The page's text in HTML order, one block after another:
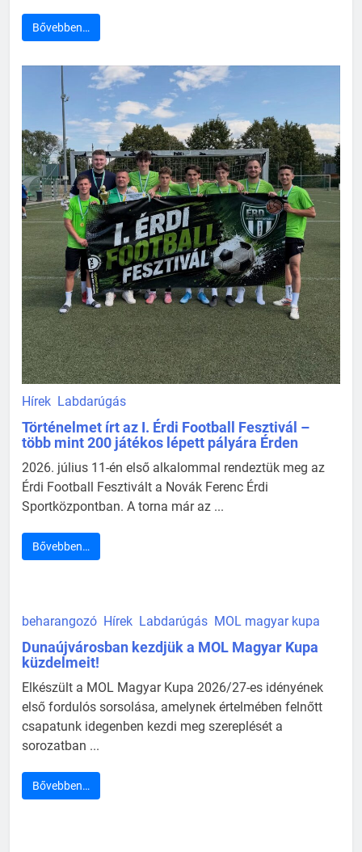
Bővebben…
Hírek Labdarúgás
Történelmet írt az I. Érdi Football Fesztivál –
több mint 200 játékos lépett pályára Érden
2026. július 11-én első alkalommal rendeztük meg az
Érdi Football Fesztivált a Novák Ferenc Érdi
Sportközpontban. A torna már az ...
Bővebben…
beharangozó Hírek Labdarúgás MOL magyar kupa
Dunaújvárosban kezdjük a MOL Magyar Kupa
küzdelmeit!
Elkészült a MOL Magyar Kupa 2026/27-es idényének
első fordulós sorsolása, amelynek értelmében felnőtt
csapatunk idegenben kezdi meg szereplését a
sorozatban ...
Bővebben…